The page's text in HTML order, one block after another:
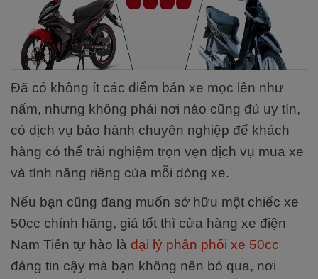
Đã có không ít các điểm bán xe mọc lên như
nấm, nhưng không phải nơi nào cũng đủ uy tín,
có dịch vụ bảo hành chuyên nghiệp để khách
hàng có thể trải nghiệm trọn vẹn dịch vụ mua xe
và tính năng riêng của mỗi dòng xe.
Nếu bạn cũng đang muốn sở hữu một chiếc xe
50cc chính hãng, giá tốt thì cửa hàng xe điện
Nam Tiến tự hào là đại lý phân phối xe 50cc
đáng tin cậy mà bạn không nên bỏ qua, nơi